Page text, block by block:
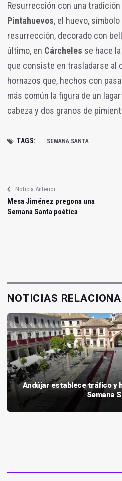
Resurrección con una
Pintahuevos, el huevo,
resurrección, decorado con
último, en Cárcheles se hace
que consiste en trasladarse al
hornazos que, hechos con
más común la figura de un
cabeza y dos granos de
TAGS: SEMANA SANTA
Noticia Anterior
Mesa Jiménez pregona una
Semana Santa poética
NOTICIAS
Andújar establece tráfico y
Semana